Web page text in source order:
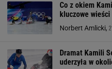
Co z okiem
kluczowe wieści
Norbert Amlicki,
Dramat Kamili
uderzyła w